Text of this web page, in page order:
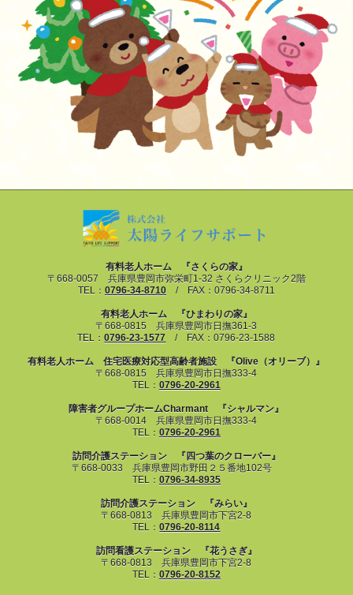
有料老人ホーム 『さくらの家』
〒668-0057 兵庫県豊岡市弥栄町1-32 さくらクリニック2階
TEL： 0796-34-8710/ FAX：0796-34-8711
有料老人ホーム 『ひまわりの家』
〒668-0815 兵庫県豊岡市日撫361-3
TEL：0796-23-1577 / FAX：0796-23-1588
有料老人ホーム 住宅医療対応型高齢者施設 『Olive（オリーブ）』
〒668-0815 兵庫県豊岡市日撫333-4
TEL： 0796-20-2961
障害者グループホームCharmant 『シャルマン』
〒668-0014 兵庫県豊岡市日撫333-4
TEL： 0796-20-2961
訪問介護ステーション 『四つ葉のクローバー』
〒668-0033 兵庫県豊岡市野田２５番地102号
TEL： 0796-34-8935
訪問介護ステーション 『みらい』
〒668-0813 兵庫県豊岡市下宮2-8
TEL：0796-20-8114
訪問看護ステーション 『花うさぎ』
〒668-0813 兵庫県豊岡市下宮2-8
TEL： 0796-20-8152